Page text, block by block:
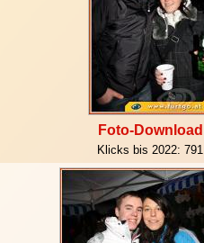
Foto-Download
Klicks bis 2022: 791